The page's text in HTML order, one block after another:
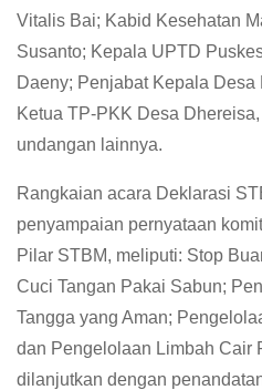
Vitalis Bai; Kabid Kesehatan
Susanto; Kepala UPTD
Daeny; Penjabat Kepala
Ketua TP-PKK Desa
undangan lainnya.
Rangkaian acara Deklarasi
penyampaian pernyataan
Pilar STBM, meliputi: Stop
Cuci Tangan Pakai Sabun;
Tangga yang Aman;
dan Pengelolaan Limbah Cair
dilanjutkan dengan